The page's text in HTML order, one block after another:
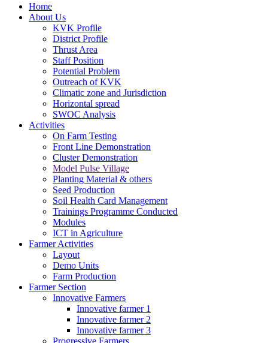
Home
About Us
KVK Profile
District Profile
Thrust Area
Staff Position
Potential Problem
Outreach of KVK
Climatic zone and Jurisdiction
Horizontal spread
SWOC Analysis
Activities
On Farm Testing
Front Line Demonstration
Cluster Demonstration
Model Pulse Village
Planting Material & others
Seed Production
Soil Health Card Management
Trainings Programme Conducted
Modules
ICT in Agriculture
Farmer Activities
Layout
Demo Units
Farm Production
Farmer Section
Innovative Farmers
Innovative farmer 1
Innovative farmer 2
Innovative farmer 3
Progressive Farmers